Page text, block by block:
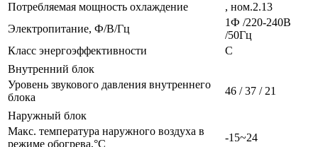
Потребляемая мощность охлаждение
, ном.2.13
Электропитание, Ф/В/Гц
1Ф /220-240В
/50Гц
Класс энергоэффективности
C
Внутренний блок
Уровень звукового давления внутреннего
блока
46 / 37 / 21
Наружный блок
Макс. температура наружного воздуха в
режиме обогрева,°С
-15~24